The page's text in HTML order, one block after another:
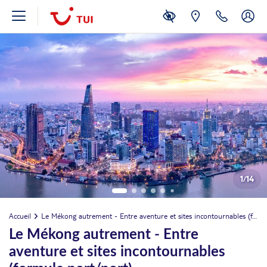
1/14
Accueil Le Mékong autrement - Entre aventure et sites incontournables (formule port/port)
Le Mékong autrement - Entre
aventure et sites incontournables